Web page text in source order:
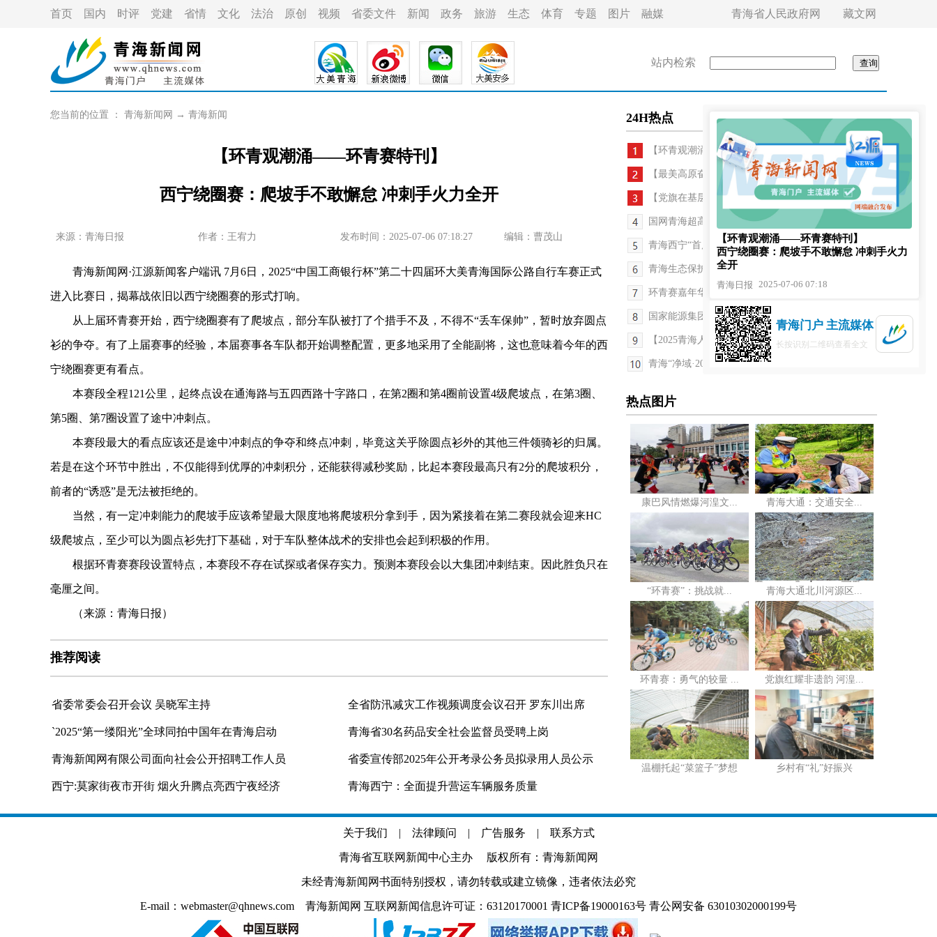
首页 国内 时评 党建 省情 文化 法治 原创 视频 省委文件 新闻 政务 旅游 生态 体育 专题 图片 融媒 青海省人民政府网 藏文网
站内检索
您当前的位置 ： 青海新闻网 → 青海新闻
【环青观潮涌——环青赛特刊】
西宁绕圈赛：爬坡手不敢懈怠 冲刺手火力全开
来源：青海日报 作者： 王宥力 发布时间：2025-07-06 07:18:27 编辑：曹茂山
青海新闻网·江源新闻客户端讯 7月6日，2025“中国工商银行杯”第二十四届环大美青海国际公路自行车赛正式
进入比赛日，揭幕战依旧以西宁绕圈赛的形式打响。
从上届环青赛开始，西宁绕圈赛有了爬坡点，部分车队被打了个措手不及，不得不“丢车保帅”，暂时放弃圆点
衫的争夺。有了上届赛事的经验，本届赛事各车队都开始调整配置，更多地采用了全能副将，这也意味着今年的西
宁绕圈赛更有看点。
本赛段全程121公里，起终点设在通海路与五四西路十字路口，在第2圈和第4圈前设置4级爬坡点，在第3圈、
第5圈、第7圈设置了途中冲刺点。
本赛段最大的看点应该还是途中冲刺点的争夺和终点冲刺，毕竟这关乎除圆点衫外的其他三件领骑衫的归属。
若是在这个环节中胜出，不仅能得到优厚的冲刺积分，还能获得减秒奖励，比起本赛段最高只有2分的爬坡积分，
前者的“诱惑”是无法被拒绝的。
当然，有一定冲刺能力的爬坡手应该希望最大限度地将爬坡积分拿到手，因为紧接着在第二赛段就会迎来HC
级爬坡点，至少可以为圆点衫先打下基础，对于车队整体战术的安排也会起到积极的作用。
根据环青赛赛段设置特点，本赛段不存在试探或者保存实力。预测本赛段会以大集团冲刺结束。因此胜负只在
毫厘之间。
（来源：青海日报）
推荐阅读
省委常委会召开会议 吴晓军主持 全省防汛减灾工作视频调度会议召开 罗东川出席
`2025“第一缕阳光”全球同拍中国年在青海启动 青海省30名药品安全社会监督员受聘上岗
青海新闻网有限公司面向社会公开招聘工作人员 省委宣传部2025年公开考录公务员拟录用人员公示
西宁:莫家街夜市开街 烟火升腾点亮西宁夜经济 青海西宁：全面提升营运车辆服务质量
24H热点
【环青观潮涌——环青赛特刊】相约环青赛 逐梦...
【最美高原奋斗者】阡陌鸿雁连万家——记西宁市大...
【党旗在基层一线高高飘扬】“解民忧，一户都不能...
国网青海超高压公司集中开展输电线路带电作业
青海西宁“首届城市旅游消费季”活动启幕
青海生态保护获“国际认证”：首个林业外资项目顺...
环青赛嘉年华奏响多元乐章——“西海2261·河湟文化...
国家能源集团青海玛尔挡水电站单月发电量创历史新高
【2025青海人大工作记者行】“全链条”监督——藏...
青海“净域·2025”系列行动初见成效
热点图片
康巴风情燃爆河湟文... 青海大通：交通安全...
“环青赛”：挑战就... 青海大通北川河源区...
环青赛：勇气的较量 ... 党旗红耀非遗韵 河湟...
温棚托起“菜篮子”梦想 乡村有“礼”好振兴
关于我们 | 法律顾问 | 广告服务 | 联系方式
青海省互联网新闻中心主办 版权所有：青海新闻网
未经青海新闻网书面特别授权，请勿转载或建立镜像，违者依法必究
E-mail：webmaster@qhnews.com 青海新闻网 互联网新闻信息许可证：63120170001 青ICP备19000163号 青公网安备 63010302000199号
【环青观潮涌——环青赛特刊】
西宁绕圈赛：爬坡手不敢懈怠 冲刺手火力
全开
青海日报 2025-07-06 07:18
青海门户 主流媒体
长按识别二维码查看全文